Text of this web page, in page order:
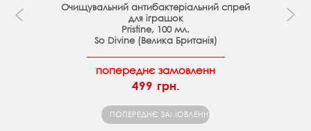
Очищувальний антибактеріальний спрей
для іграшок
Pristine, 100 мл.
So Divine (Велика Британія)
попереднє замовленн
499 грн.
ПОПЕРЕДНЄ ЗАМОВЛЕННЯ